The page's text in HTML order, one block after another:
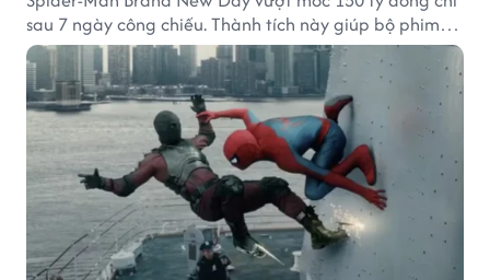
sau 7 ngày công chiếu. Thành tích này giúp bộ phim
của Tom Holland tạo khoảng cách đáng kể với The
Odyssey trên đường đua doanh thu.